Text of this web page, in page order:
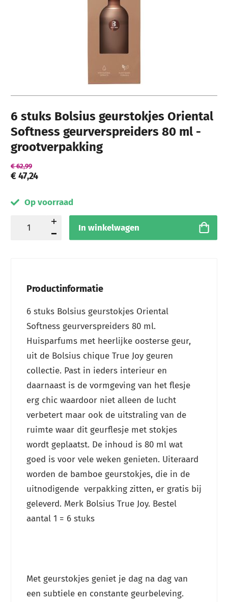
Ga naar het begin van de afbeeldingen-gallerij
6 stuks Bolsius geurstokjes Oriental
Softness geurverspreiders 80 ml -
grootverpakking
€ 47,24
€ 62,99
Op voorraad
In winkelwagen
Productinformatie
6 stuks Bolsius geurstokjes Oriental
Softness geurverspreiders 80 ml.
Huisparfums met heerlijke oosterse geur,
uit de Bolsius chique True Joy geuren
collectie. Past in ieders interieur en
daarnaast is de vormgeving van het flesje
erg chic waardoor niet alleen de lucht
verbetert maar ook de uitstraling van de
ruimte waar dit geurflesje met stokjes
wordt geplaatst. De inhoud is 80 ml wat
goed is voor vele weken genieten. Uiteraard
worden de bamboe geurstokjes, die in de
uitnodigende verpakking zitten, er gratis bij
geleverd. Merk Bolsius True Joy. Bestel
aantal 1 = 6 stuks
Met geurstokjes geniet je dag na dag van
een subtiele en constante geurbeleving.